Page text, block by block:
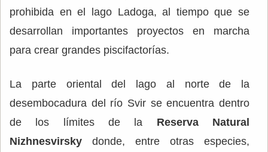
prohibida en el lago Ladoga, al tiempo que se
desarrollan importantes proyectos en marcha
para crear grandes piscifactorías.
La parte oriental del lago al norte de la
desembocadura del río Svir se encuentra dentro
de los límites de la Reserva Natural
Nizhnesvirsky donde, entre otras especies,